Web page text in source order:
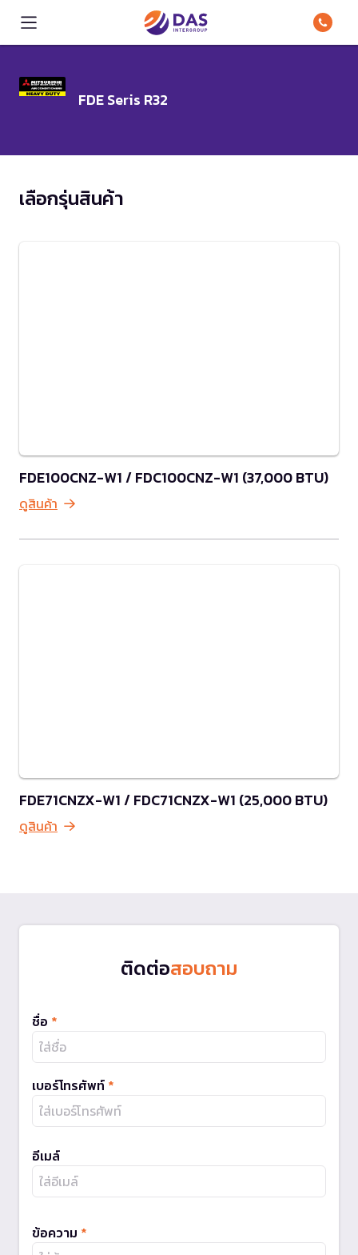
FDE Seris R32
เลือกรุ่นสินค้า
FDE100CNZ-W1 / FDC100CNZ-W1 (37,000 BTU)
ดูสินค้า
FDE71CNZX-W1 / FDC71CNZX-W1 (25,000 BTU)
ดูสินค้า
ติดต่อสอบถาม
ชื่อ *
เบอร์โทรศัพท์ *
อีเมล์
ข้อความ *